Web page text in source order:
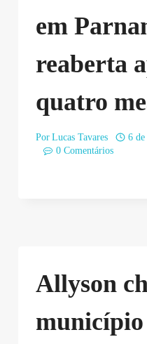
em
reaberta
quatro
Por Lucas Tavares
6 de
0 Comentários
Allyson
município